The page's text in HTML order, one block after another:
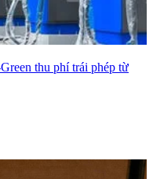
thu phí trái phép từ